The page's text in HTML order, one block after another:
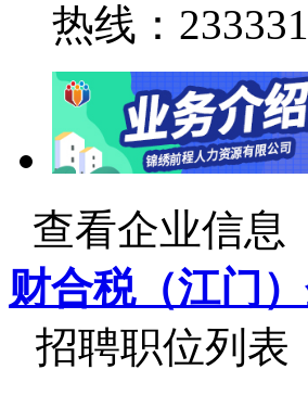
热线：
查看企业信息
财合税（江门
招聘职位列表